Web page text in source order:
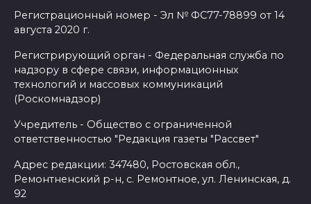
Регистрационный номер - Эл № ФС77-78899 от 14
августа 2020 г.
Регистрирующий орган - Федеральная служба по
надзору в сфере связи, информационных
технологий и массовых коммуникаций
(Роскомнадзор)
Учредитель - Общество с ограниченной
ответственностью "Редакция газеты "Рассвет"
Адрес редакции: 347480, Ростовская обл.,
Ремонтненский р-н, с. Ремонтное, ул. Ленинская, д.
92